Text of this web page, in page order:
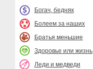
Богач, бедняк
Болеем за наших
Братья меньшие
Здоровье или жизнь
Леди и медведи